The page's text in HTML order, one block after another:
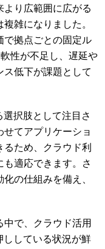
より広範囲に広がる
雑になりました。
で拠点ごとの固定ル
性が不足し、遅延や
ス低下が課題として
択肢として注目さ
てアプリケーショ
ため、クラウド利
適応できます。さ
の仕組みを備え、
で、クラウド活用
ししている状況が鮮